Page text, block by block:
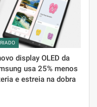
display OLED da
usa 25% menos
e estreia na dobra